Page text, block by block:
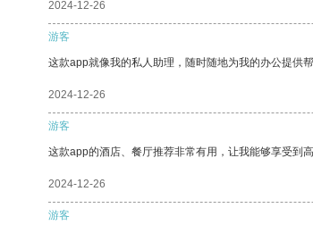
2024-12-26
游客
这款app就像我的私人助理，随时随地为我的办公提供
2024-12-26
游客
这款app的酒店、餐厅推荐非常有用，让我能够享受到高
2024-12-26
游客